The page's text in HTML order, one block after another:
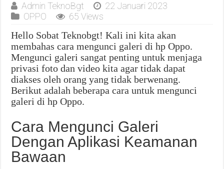
Admin TeknoBgt
22 Januari 2023
OPPO
65 Views
Hello Sobat Teknobgt! Kali ini kita akan
membahas cara mengunci galeri di hp Oppo.
Mengunci galeri sangat penting untuk menjaga
privasi foto dan video kita agar tidak dapat
diakses oleh orang yang tidak berwenang.
Berikut adalah beberapa cara untuk mengunci
galeri di hp Oppo.
Cara Mengunci Galeri
Dengan Aplikasi Keamanan
Bawaan